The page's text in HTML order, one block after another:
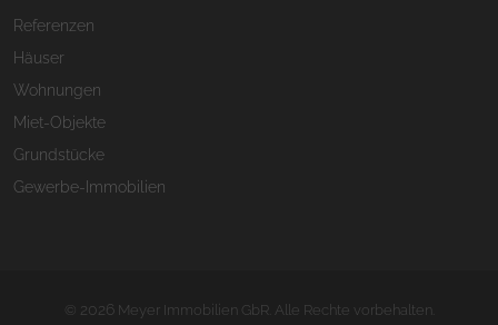
Referenzen
Häuser
Wohnungen
Miet-Objekte
Grundstücke
Gewerbe-Immobilien
© 2026Meyer Immobilien GbR. Alle Rechte vorbehalten.